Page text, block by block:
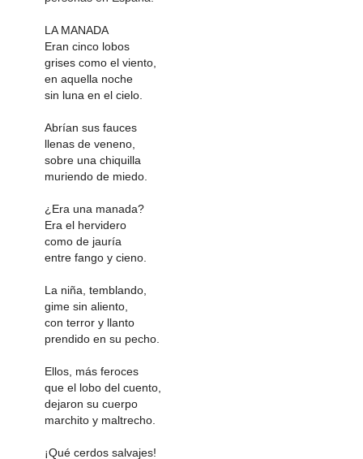
LA MANADA
Eran cinco lobos
grises como el viento,
en aquella noche
sin luna en el cielo.
Abrían sus fauces
llenas de veneno,
sobre una chiquilla
muriendo de miedo.
¿Era una manada?
Era el hervidero
como de jauría
entre fango y cieno.
La niña, temblando,
gime sin aliento,
con terror y llanto
prendido en su pecho.
Ellos, más feroces
que el lobo del cuento,
dejaron su cuerpo
marchito y maltrecho.
¡Qué cerdos salvajes!